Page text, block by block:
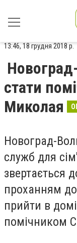
13:46, 18 грудня 2018 р.
стати
Миколая
Новоград-
служб для
звертається
проханням
прийти в
помічником